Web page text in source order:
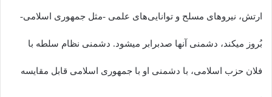
ارتش، نیروهای مسلح و توانایی‌های علمی -مثل جمهوری اسلامی-
بُروز میکند، دشمنی آنها صدبرابر میشود. دشمنی نظام سلطه با
فلان حزب اسلامی، با دشمنی او با جمهوری اسلامی قابل مقایسه